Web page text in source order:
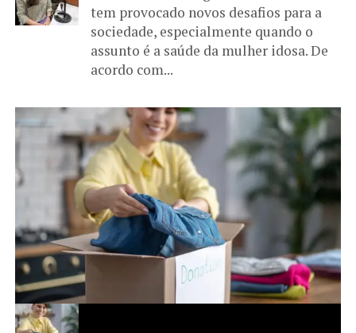
tem provocado novos desafios para a
sociedade, especialmente quando o
assunto é a saúde da mulher idosa. De
acordo com...